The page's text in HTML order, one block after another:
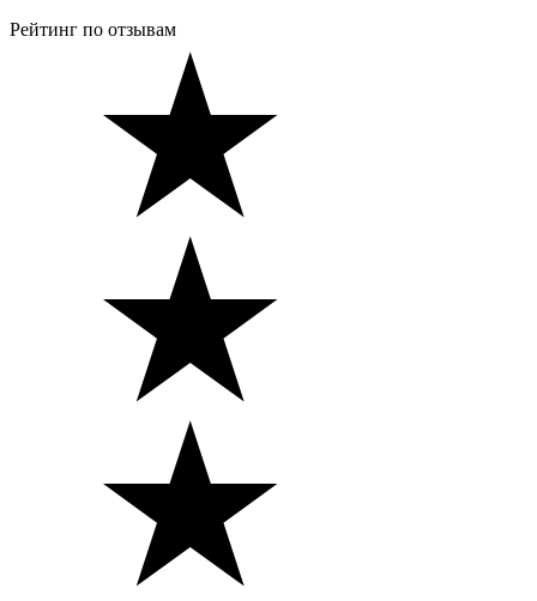
Рейтинг по отзывам